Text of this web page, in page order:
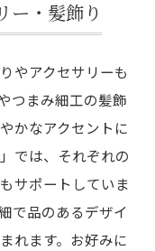
ー・髪飾り
やアクセサリーも
つまみ細工の髪飾
かなアクセントに
では、それぞれの
サポートしていま
で品のあるデザイ
れます。お好みに